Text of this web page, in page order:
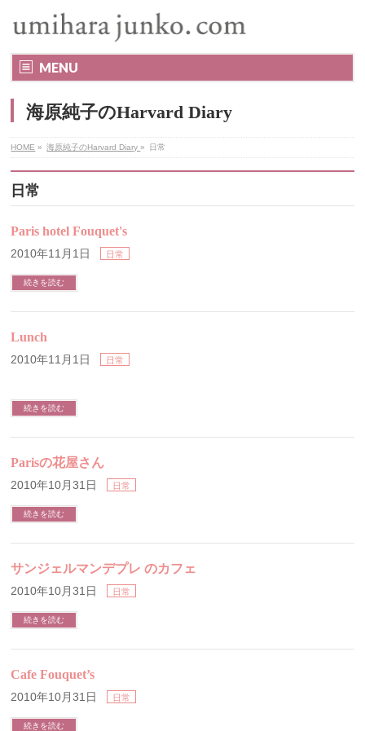
MENU
海原純子のHarvard Diary
HOME » 海原純子のHarvard Diary» 日常
日常
Paris hotel Fouquet's
2010年11月1日 日常
続きを読む
Lunch
2010年11月1日 日常
続きを読む
Parisの花屋さん
2010年10月31日 日常
続きを読む
サンジェルマンデプレ のカフェ
2010年10月31日 日常
続きを読む
Cafe Fouquet’s
2010年10月31日 日常
続きを読む